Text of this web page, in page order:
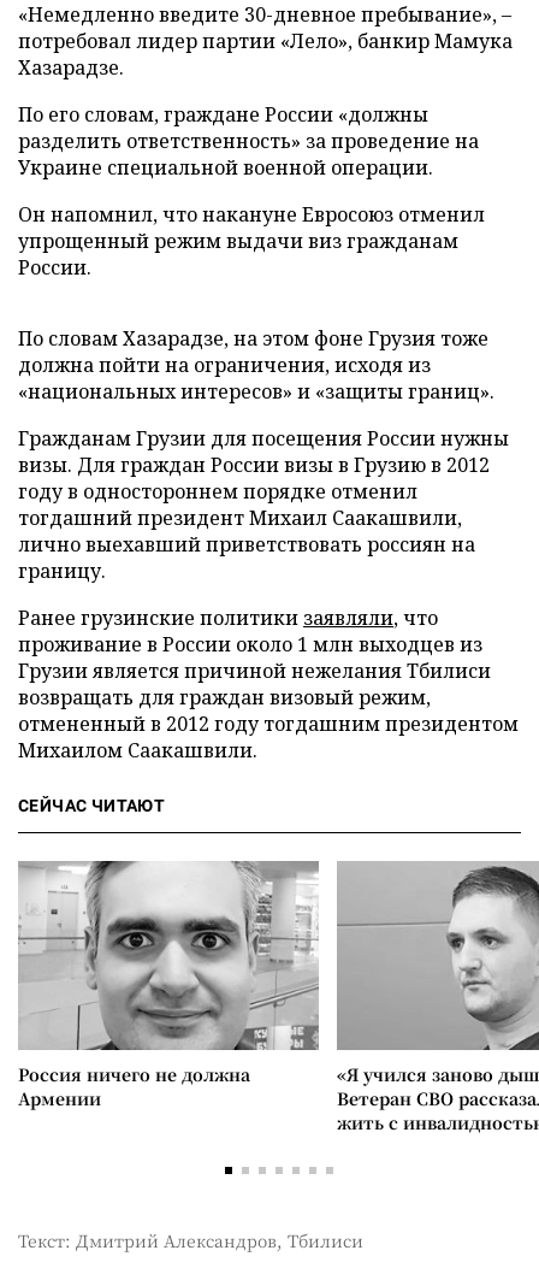
«Немедленно введите 30-дневное пребывание», –
потребовал лидер партии «Лело», банкир Мамука
Хазарадзе.
По его словам, граждане России «должны
разделить ответственность» за проведение на
Украине специальной военной операции.
Он напомнил, что накануне Евросоюз отменил
упрощенный режим выдачи виз гражданам
России.
По словам Хазарадзе, на этом фоне Грузия тоже
должна пойти на ограничения, исходя из
«национальных интересов» и «защиты границ».
Гражданам Грузии для посещения России нужны
визы. Для граждан России визы в Грузию в 2012
году в одностороннем порядке отменил
тогдашний президент Михаил Саакашвили,
лично выехавший приветствовать россиян на
границу.
Ранее грузинские политики заявляли, что
проживание в России около 1 млн выходцев из
Грузии является причиной нежелания Тбилиси
возвращать для граждан визовый режим,
отмененный в 2012 году тогдашним президентом
Михаилом Саакашвили.
СЕЙЧАС ЧИТАЮТ
Россия ничего не должна
Армении
«Я учился заново
Ветеран СВО
жить с
Текст: Дмитрий Александров, Тбилиси